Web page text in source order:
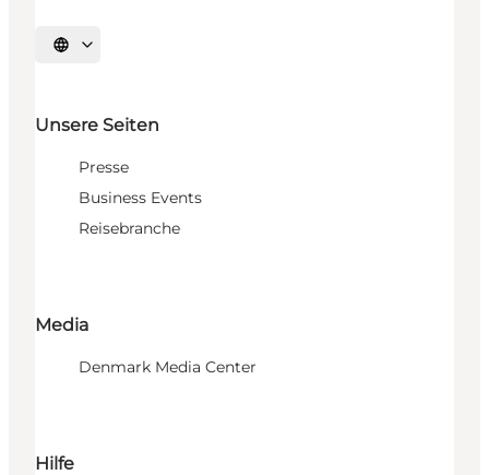
Sprache auswählen
Unsere Seiten
Presse
Business Events
Reisebranche
Media
Denmark Media Center
Hilfe